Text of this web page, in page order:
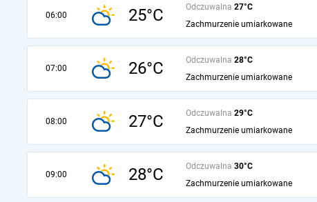
06:00 25°C Odczuwalna 27°C
Zachmurzenie umiarkowane
07:00 26°C Odczuwalna 28°C
Zachmurzenie umiarkowane
08:00 27°C Odczuwalna 29°C
Zachmurzenie umiarkowane
09:00 28°C Odczuwalna 30°C
Zachmurzenie umiarkowane